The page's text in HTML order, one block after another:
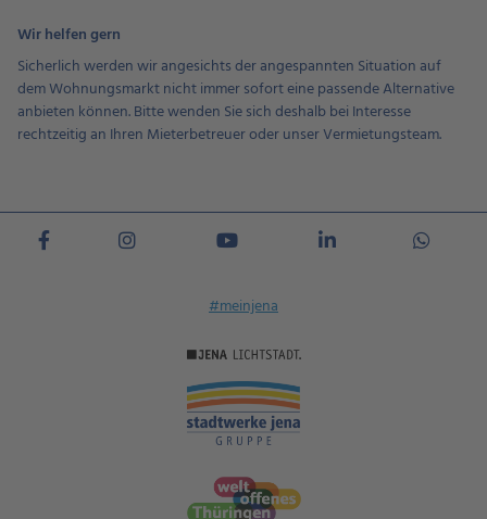
Wir helfen gern
Sicherlich werden wir angesichts der angespannten Situation auf
dem Wohnungsmarkt nicht immer sofort eine passende Alternative
anbieten können. Bitte wenden Sie sich deshalb bei Interesse
rechtzeitig an Ihren Mieterbetreuer oder unser Vermietungsteam.
#meinjena